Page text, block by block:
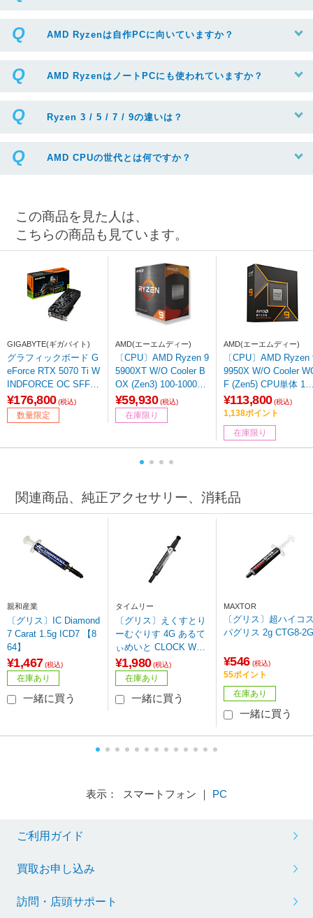
AMD Ryzenは自作PCに向いていますか？
AMD RyzenはノートPCにも使われていますか？
Ryzen 3 / 5 / 7 / 9の違いは？
AMD CPUの世代とは何ですか？
この商品を見た人は、
こちらの商品も見ています。
GIGABYTE(ギガバイト)
グラフィックボード G
eForce RTX 5070 Ti W
INDFORCE OC SFF 1
6G GV-N507TWF3OC-
16GD ［GeForce RTX
シリーズ /16GB］ 【s
¥176,800 (税込)
数量限定
AMD(エーエムディー)
〔CPU〕AMD Ryzen 9
5900XT W/O Cooler B
OX (Zen3) 100-100001
581WOF ［AMD Ryze
n 9 /AM4 /グラフィッ
クス非搭載］
¥59,930 (税込)
在庫限り
AMD(エーエムディー)
〔CPU〕AMD Ryzen
9950X W/O Cooler
F (Zen5) CPU単体
-100001277WOF ［
D Ryzen 9 /Socket
5 /グラフィックス搭
載］
¥113,800 (税込)
1,138ポイント
在庫限り
関連商品、純正アクセサリー、消耗品
親和産業
〔グリス〕IC Diamond
7 Carat 1.5g ICD7 【8
64】
¥1,467 (税込)
在庫あり
一緒に買う
タイムリー
〔グリス〕えくすとり
ーむぐりす 4G あるて
ぃめいと CLOCK WO
RK TEA PARTY グレ
ー CWTP-EG4GUL
¥1,980 (税込)
在庫あり
一緒に買う
MAXTOR
〔グリス〕超ハイコ
パグリス 2g CTG8-2G
¥546 (税込)
55ポイント
在庫あり
一緒に買う
表示： スマートフォン ｜ PC
ご利用ガイド
買取お申し込み
訪問・店頭サポート